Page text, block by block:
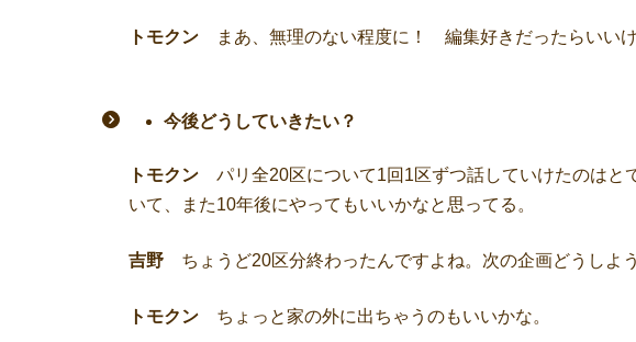
トモクン まあ、無理のない程度に！ 編集好きだったらいいけ
今後どうしていきたい？
トモクン パリ全20区について1回1区ずつ話していけたのはと
いて、また10年後にやってもいいかなと思ってる。
吉野 ちょうど20区分終わったんですよね。次の企画どうしよう
トモクン ちょっと家の外に出ちゃうのもいいかな。